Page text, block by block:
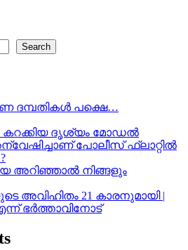
Search
ദമ്പതികൾ പക്ഷെ…
കറക്കിയ ദൃശ്യം മോഡല്‍
പോലീസ് ഫ്ലാറ്റിൽ
അറിഞ്ഞാൽ നിങ്ങളും
അവിഹിതം 21 കാരനുമായി |
ഭർത്താവിനോട്